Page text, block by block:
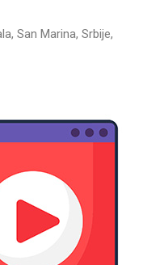
San Marina, Srbije,